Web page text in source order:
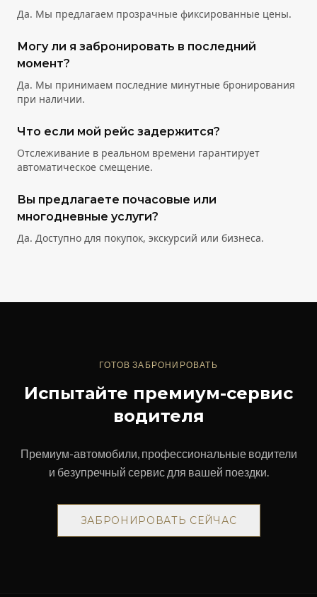
Да. Мы предлагаем прозрачные фиксированные цены.
Могу ли я забронировать в последний
момент?
Да. Мы принимаем последние минутные бронирования
при наличии.
Что если мой рейс задержится?
Отслеживание в реальном времени гарантирует
автоматическое смещение.
Вы предлагаете почасовые или
многодневные услуги?
Да. Доступно для покупок, экскурсий или бизнеса.
ГОТОВ ЗАБРОНИРОВАТЬ
Испытайте премиум-сервис
водителя
Премиум-автомобили, профессиональные водители
и безупречный сервис для вашей поездки.
ЗАБРОНИРОВАТЬ СЕЙЧАС